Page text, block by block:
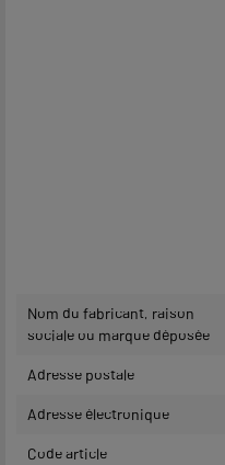
Nom du fabricant, raison
sociale ou marque déposée
Adresse postale
Adresse électronique
Code article